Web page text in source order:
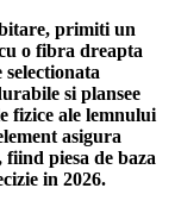
primiti un
o fibra dreapta
selectionata
si plansee
fizice ale lemnului
asigura
piesa de baza
in 2026.